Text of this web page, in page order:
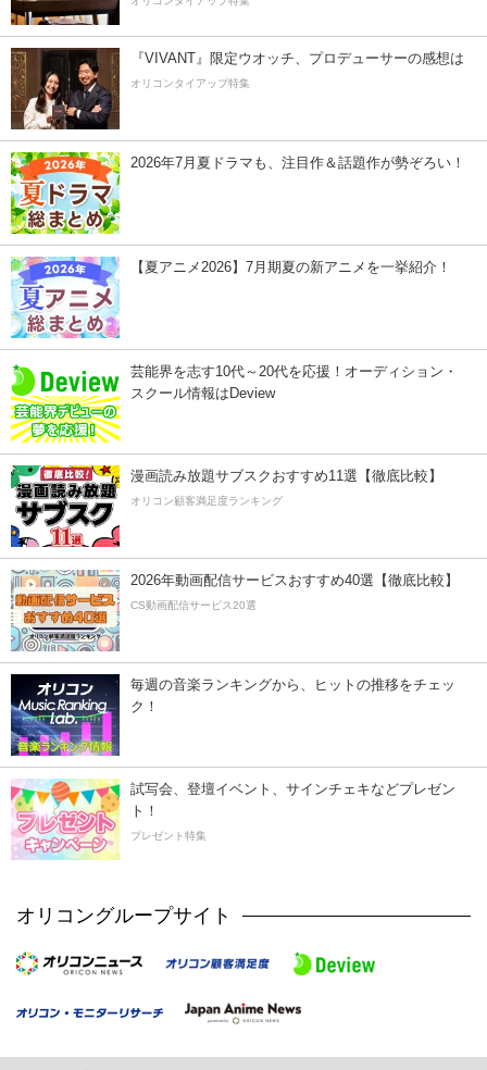
『VIVANT』限定ウオッチ、プロデューサーの感想は
オリコンタイアップ特集
2026年7月夏ドラマも、注目作＆話題作が勢ぞろい！
【夏アニメ2026】7月期夏の新アニメを一挙紹介！
芸能界を志す10代～20代を応援！オーディション・
スクール情報はDeview
漫画読み放題サブスクおすすめ11選【徹底比較】
オリコン顧客満足度ランキング
2026年動画配信サービスおすすめ40選【徹底比較】
CS動画配信サービス20選
毎週の音楽ランキングから、ヒットの推移をチェッ
ク！
試写会、登壇イベント、サインチェキなどプレゼン
ト！
プレゼント特集
オリコングループサイト